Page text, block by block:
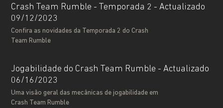
Crash Team Rumble - Temporada 2 - Actualizado
09/12/2023
Confira as novidades da Temporada 2 do Crash
Team Rumble
Jogabilidade do Crash Team Rumble - Actualizado
06/16/2023
Uma visão geral das mecânicas de jogabilidade em
Crash Team Rumble